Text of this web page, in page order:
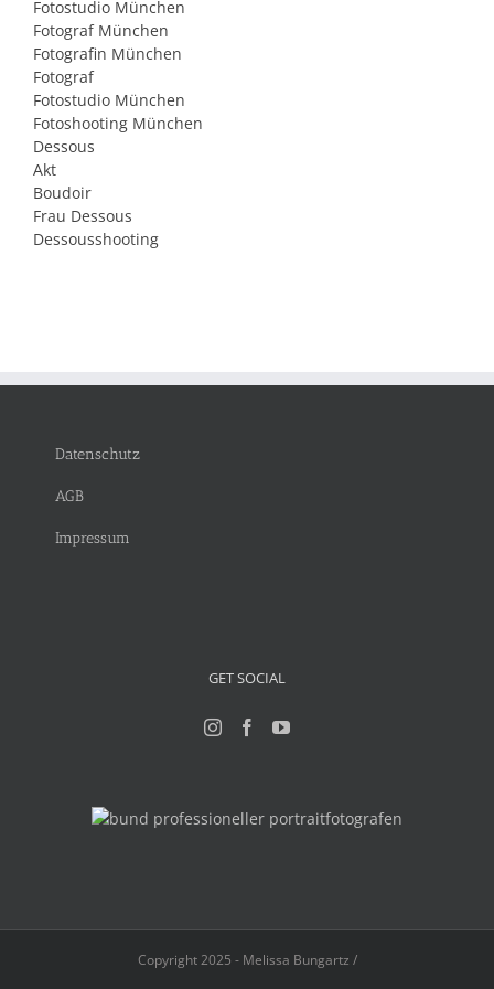
Fotostudio München
Fotograf München
Fotografin München
Fotograf
Fotostudio München
Fotoshooting München
Dessous
Akt
Boudoir
Frau Dessous
Dessousshooting
Datenschutz
AGB
Impressum
GET SOCIAL
Copyright 2025 - Melissa Bungartz /